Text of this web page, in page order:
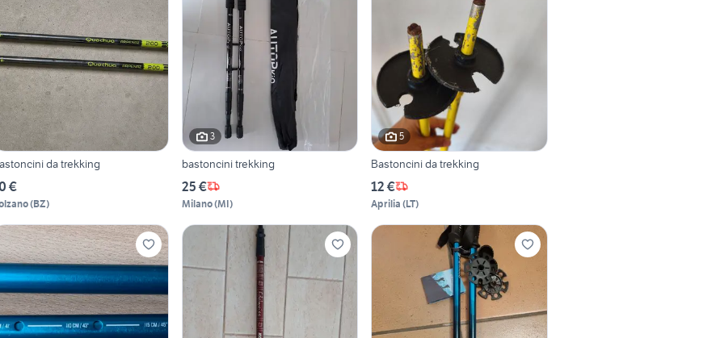
da trekking
€
(BZ)
3
bastoncini trekking
25 €
Milano(MI)
5
Bastoncini da trekking
12 €
Aprilia (LT)